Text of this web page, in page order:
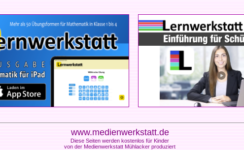
www.medienwerkstatt.de
Diese Seiten werden kostenlos für Kinder
von der Medienwerkstatt Mühlacker produziert